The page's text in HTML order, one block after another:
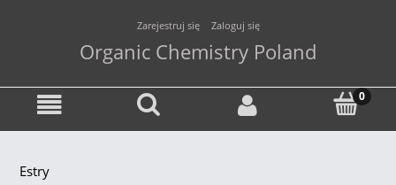
Zarejestruj się Zaloguj się
Organic Chemistry Poland
Estry